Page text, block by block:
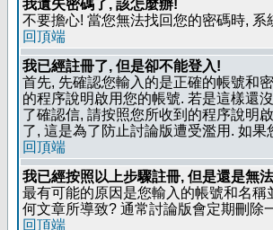
我遺失密碼了, 該怎麼辦!
不要擔心! 當您無法找回您的密碼時,
回頂端
我已經註冊了, 但是卻不能登入!
首先, 先確認您輸入的是正確的帳號和
的程序說明啟用您的帳號. 若是這樣還
了確認信, 請按照您所收到的程序說明
了, 這是為了防止討論版遭受濫用. 如
回頂端
我已經按照以上步驟註冊, 但是還是無
最有可能的原因是您輸入的帳號和名
何文章所導致? 通常討論版會定期刪除
回頂端